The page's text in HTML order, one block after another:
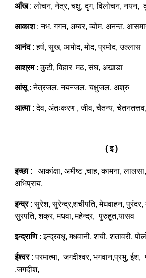
आँख: लोचन, नेत्र, चक्षु, दृग, विलोचन, नयन,
आकाश: नभ, गगन, अम्बर, व्योम, अनन्त,
आनंद: हर्ष, सुख, आमोद, मोद, प्रमोद, उल्लास
आश्रम: कुटी, विहार, मठ, संघ, अखाडा
आंसू: नेत्रजल, नयनजल, चक्षुजल, अश्रु
आत्मा: देव, अंतःकरण , जीव, चैतन्य, चेतनतत्तव,
( इ )
इच्छा: आकांक्षा, अभीष्ट ,चाह, कामना,
अभिप्राय,
इन्द्र: सुरेश, सुरेन्द्र,शचीपति, मेघवाहन, पुरंदर,
सुरपति, शक्र, मधवा, महेन्द्र, पुरुहूत,यासव
इन्द्राणि: इन्द्रवधू, मधवानी, शची, शतावरी,
ईश्वर: परमात्मा, जगदीश्वर, भगवान,प्रभु, ईश,
,जगदीश,